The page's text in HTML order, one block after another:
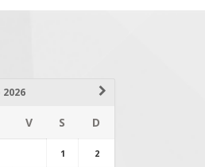
V S D
1 2